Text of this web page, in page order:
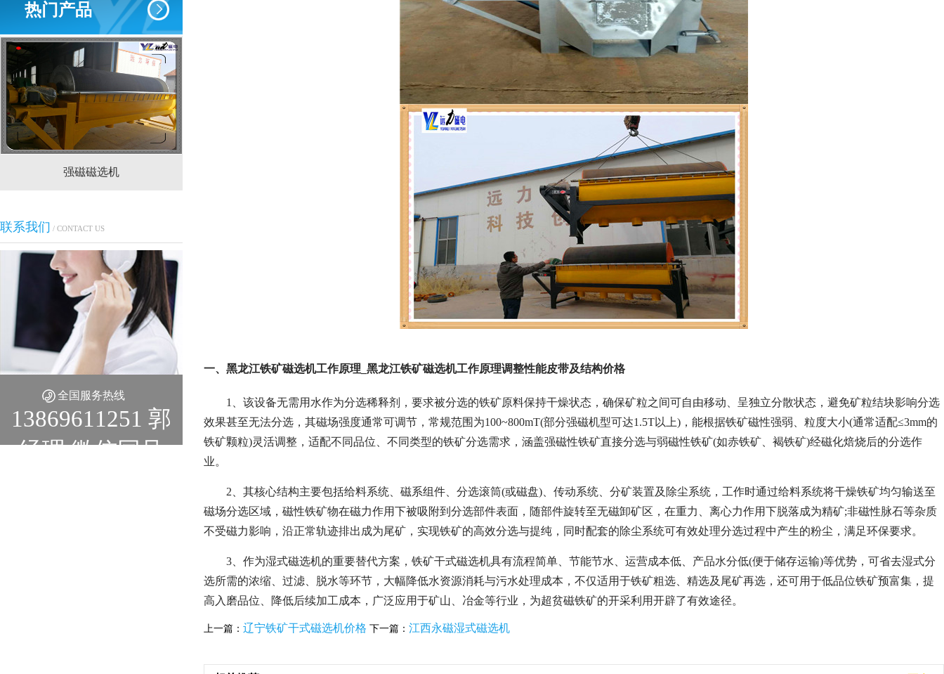
热门产品
强磁磁选机 稀土永磁辊式强磁选机 RCT系列全磁永磁滚筒
联系我们 / CONTACT US
全国服务热线
13869611251 郭
经理 微信同号
一、黑龙江铁矿磁选机工作原理_黑龙江铁矿磁选机工作原理调整性能皮带及结构价格
1、该设备无需用水作为分选稀释剂，要求被分选的铁矿原料保持干燥状态，确保矿粒之间可自由移动、呈独立分散状态，避免矿粒结块影响分选
效果甚至无法分选，其磁场强度通常可调节，常规范围为100~800mT(部分强磁机型可达1.5T以上)，能根据铁矿磁性强弱、粒度大小(通常适配≤3mm的
铁矿颗粒)灵活调整，适配不同品位、不同类型的铁矿分选需求，涵盖强磁性铁矿直接分选与弱磁性铁矿(如赤铁矿、褐铁矿)经磁化焙烧后的分选作
业。
2、其核心结构主要包括给料系统、磁系组件、分选滚筒(或磁盘)、传动系统、分矿装置及除尘系统，工作时通过给料系统将干燥铁矿均匀输送至
磁场分选区域，磁性铁矿物在磁力作用下被吸附到分选部件表面，随部件旋转至无磁卸矿区，在重力、离心力作用下脱落成为精矿;非磁性脉石等杂质
不受磁力影响，沿正常轨迹排出成为尾矿，实现铁矿的高效分选与提纯，同时配套的除尘系统可有效处理分选过程中产生的粉尘，满足环保要求。
3、作为湿式磁选机的重要替代方案，铁矿干式磁选机具有流程简单、节能节水、运营成本低、产品水分低(便于储存运输)等优势，可省去湿式分
选所需的浓缩、过滤、脱水等环节，大幅降低水资源消耗与污水处理成本，不仅适用于铁矿粗选、精选及尾矿再选，还可用于低品位铁矿预富集，提
高入磨品位、降低后续加工成本，广泛应用于矿山、冶金等行业，为超贫磁铁矿的开采利用开辟了有效途径。
上一篇： 辽宁铁矿干式磁选机价格 下一篇： 江西永磁湿式磁选机